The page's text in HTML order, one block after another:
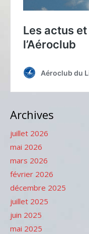
Archives
juillet 2026
mai 2026
mars 2026
février 2026
décembre 2025
juillet 2025
juin 2025
mai 2025